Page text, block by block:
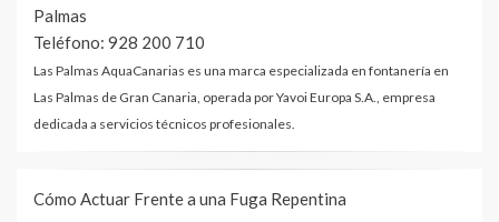
Palmas
Teléfono: 928 200 710
Las Palmas AquaCanarias es una marca especializada en fontanería en
Las Palmas de Gran Canaria, operada por Yavoi Europa S.A., empresa
dedicada a servicios técnicos profesionales.
Cómo Actuar Frente a una Fuga Repentina